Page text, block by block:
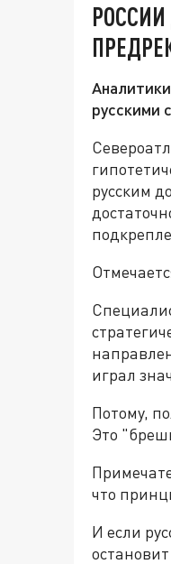
русскими
русским
играл
Потому,
Это
что
И если